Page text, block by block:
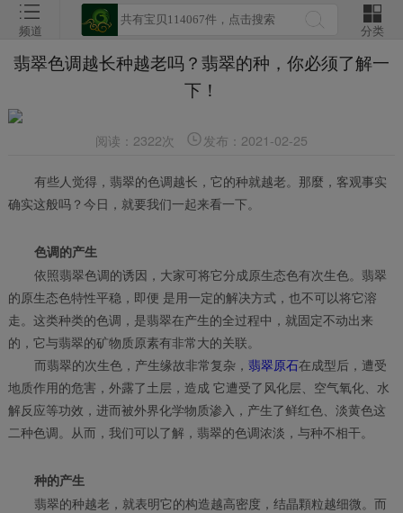
频道 分类
翡翠色调越长种越老吗？翡翠的种，你必须了解一
下！
阅读：2322次 发布：2021-02-25
有些人觉得，翡翠的色调越长，它的种就越老。那麼，客观事实
确实这般吗？今日，就要我们一起来看一下。
色调的产生
依照翡翠色调的诱因，大家可将它分成原生态色有次生色。翡翠
的原生态色特性平稳，即便 是用一定的解决方式，也不可以将它溶
走。这类种类的色调，是翡翠在产生的全过程中，就固定不动出来
的，它与翡翠的矿物质原素有非常大的关联。
而翡翠的次生色，产生缘故非常复杂， 翡翠原石在成型后，遭受
地质作用的危害，外露了土层，造成 它遭受了风化层、空气氧化、水
解反应等功效，进而被外界化学物质渗入，产生了鲜红色、淡黄色这
二种色调。从而，我们可以了解，翡翠的色调浓淡，与种不相干。
种的产生
翡翠的种越老，就表明它的构造越高密度，结晶顆粒越细微。而